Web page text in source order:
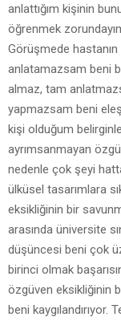
anlattığım kişinin
öğrenmek
Görüşmede hastanın
anlatamazsam beni
almaz, tam
yapmazsam beni
kişi olduğum
ayrımsanmayan
nedenle çok şeyi
ülküsel tasarımlara
eksikliğinin bir
arasında üniversite
düşüncesi beni çok
birinci olmak
özgüven eksikliğinin
beni kaygılandırıyor.